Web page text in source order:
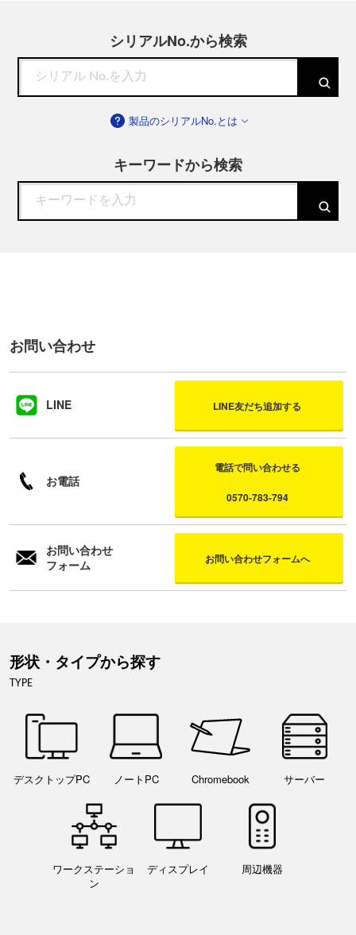
シリアルNo.から検索
製品のシリアルNo.とは
キーワードから検索
お問い合わせ
LINE LINE友だち追加する
お電話
電話で問い合わせる
0570-783-794
お問い合わせ
フォーム
お問い合わせフォームへ
形状・タイプから探す
TYPE
デスクトップPC ノートPC Chromebook サーバー
ワークステーショ
ン
ディスプレイ 周辺機器